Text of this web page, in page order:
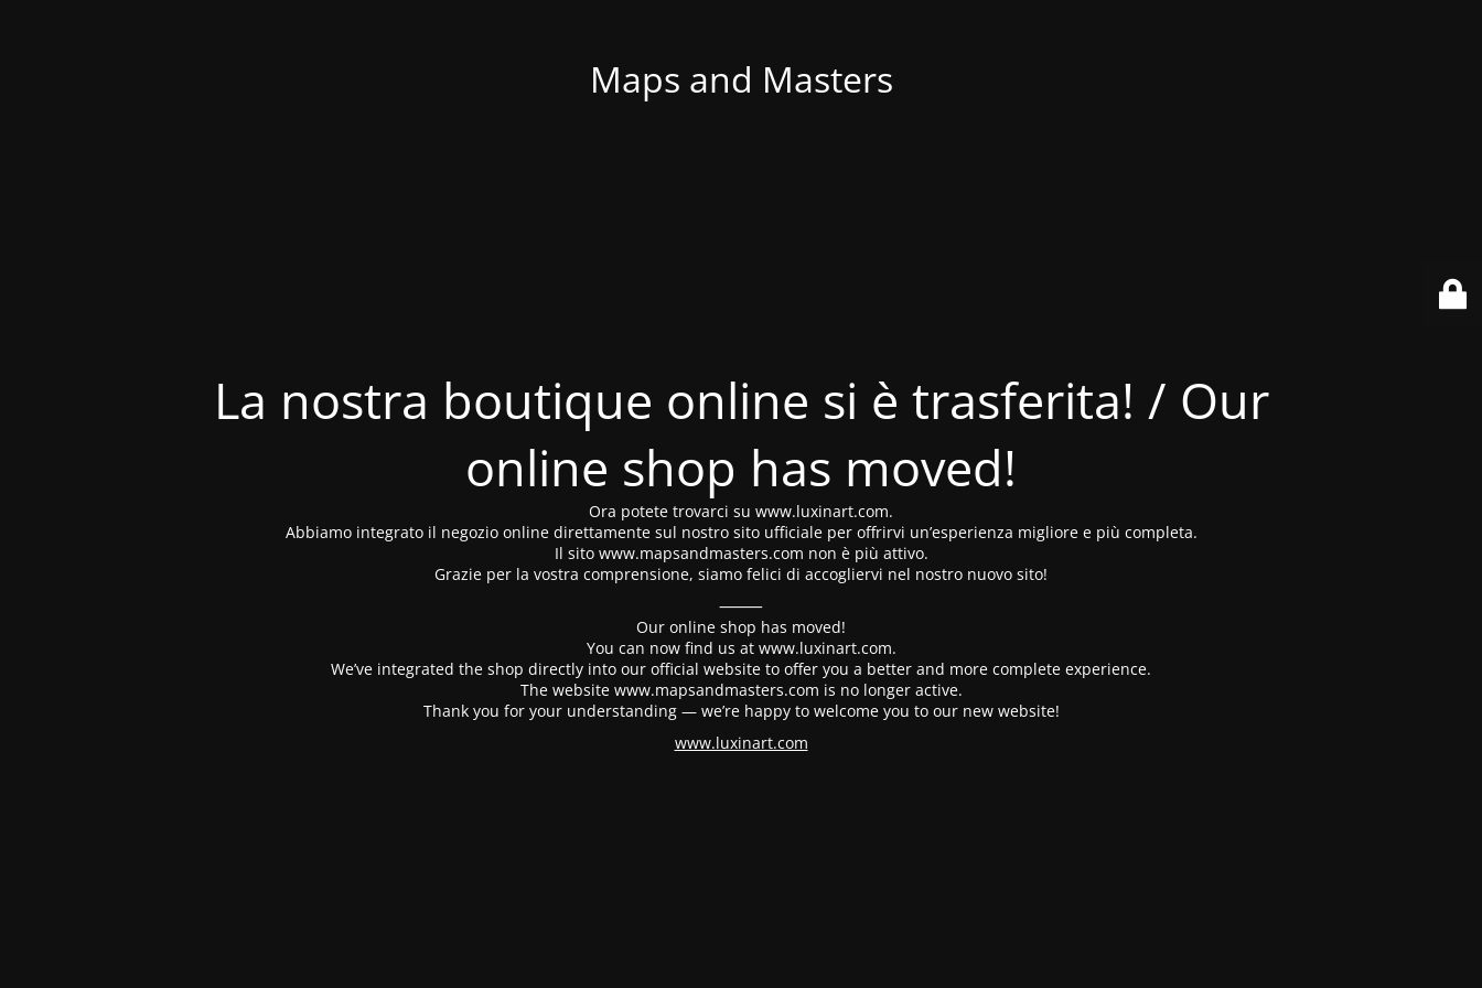
Maps and Masters
La nostra boutique online si è trasferita! / Our
online shop has moved!
Ora potete trovarci su www.luxinart.com.
Abbiamo integrato il negozio online direttamente sul nostro sito ufficiale per offrirvi un’esperienza migliore e più completa.
Il sito www.mapsandmasters.com non è più attivo.
Grazie per la vostra comprensione, siamo felici di accogliervi nel nostro nuovo sito!
⸻
Our online shop has moved!
You can now find us at www.luxinart.com.
We’ve integrated the shop directly into our official website to offer you a better and more complete experience.
The website www.mapsandmasters.com is no longer active.
Thank you for your understanding — we’re happy to welcome you to our new website!
www.luxinart.com